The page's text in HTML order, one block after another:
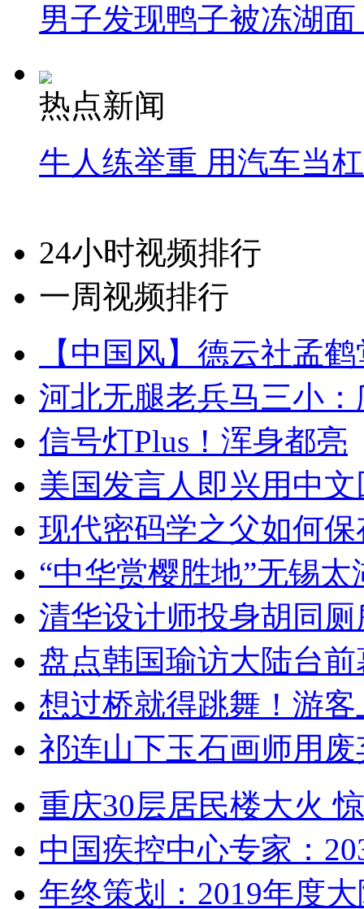
男子发现鸭子被冻湖
热点新闻
牛人练举重 用汽车当
24小时视频排行
一周视频排行
【中国风】德云社孟
河北无腿老兵马三小
信号灯Plus！浑身都亮
美国发言人即兴用中
现代密码学之父如何
“中华赏樱胜地”无锡
清华设计师投身胡同
盘点韩国瑜访大陆台
想过桥就得跳舞！游客
祁连山下玉石画师用
重庆30层居民楼大火
中国疾控中心专家：
年终策划：2019年度